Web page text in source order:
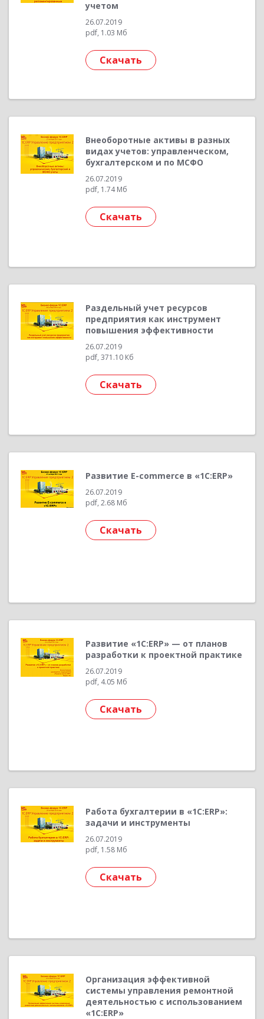
учетом
26.07.2019
pdf, 1.03 Мб
Скачать
Внеоборотные активы в разных
видах учетов: управленческом,
бухгалтерском и по МСФО
26.07.2019
pdf, 1.74 Мб
Скачать
Раздельный учет ресурсов
предприятия как инструмент
повышения эффективности
26.07.2019
pdf, 371.10 Кб
Скачать
Развитие E-commerce в «1С:ERP»
26.07.2019
pdf, 2.68 Мб
Скачать
Развитие «1С:ERP» — от планов
разработки к проектной практике
26.07.2019
pdf, 4.05 Мб
Скачать
Работа бухгалтерии в «1С:ERP»:
задачи и инструменты
26.07.2019
pdf, 1.58 Мб
Скачать
Организация эффективной
системы управления ремонтной
деятельностью с использованием
«1С:ERP»